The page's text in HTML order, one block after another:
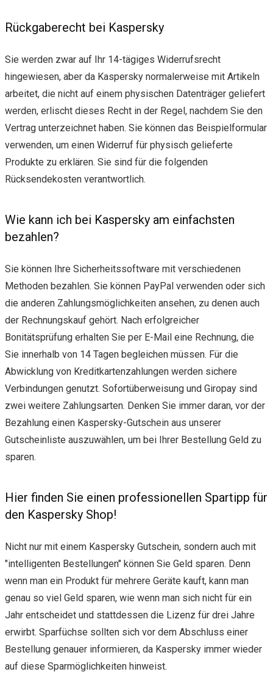
Rückgaberecht bei Kaspersky
Sie werden zwar auf Ihr 14-tägiges Widerrufsrecht
hingewiesen, aber da Kaspersky normalerweise mit Artikeln
arbeitet, die nicht auf einem physischen Datenträger geliefert
werden, erlischt dieses Recht in der Regel, nachdem Sie den
Vertrag unterzeichnet haben. Sie können das Beispielformular
verwenden, um einen Widerruf für physisch gelieferte
Produkte zu erklären. Sie sind für die folgenden
Rücksendekosten verantwortlich.
Wie kann ich bei Kaspersky am einfachsten
bezahlen?
Sie können Ihre Sicherheitssoftware mit verschiedenen
Methoden bezahlen. Sie können PayPal verwenden oder sich
die anderen Zahlungsmöglichkeiten ansehen, zu denen auch
der Rechnungskauf gehört. Nach erfolgreicher
Bonitätsprüfung erhalten Sie per E-Mail eine Rechnung, die
Sie innerhalb von 14 Tagen begleichen müssen. Für die
Abwicklung von Kreditkartenzahlungen werden sichere
Verbindungen genutzt. Sofortüberweisung und Giropay sind
zwei weitere Zahlungsarten. Denken Sie immer daran, vor der
Bezahlung einen Kaspersky-Gutschein aus unserer
Gutscheinliste auszuwählen, um bei Ihrer Bestellung Geld zu
sparen.
Hier finden Sie einen professionellen Spartipp für
den Kaspersky Shop!
Nicht nur mit einem Kaspersky Gutschein, sondern auch mit
"intelligenten Bestellungen" können Sie Geld sparen. Denn
wenn man ein Produkt für mehrere Geräte kauft, kann man
genau so viel Geld sparen, wie wenn man sich nicht für ein
Jahr entscheidet und stattdessen die Lizenz für drei Jahre
erwirbt. Sparfüchse sollten sich vor dem Abschluss einer
Bestellung genauer informieren, da Kaspersky immer wieder
auf diese Sparmöglichkeiten hinweist.